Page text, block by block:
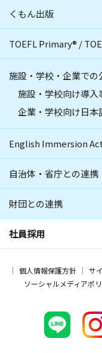
くもん出版
TOEFL Primary® /
施設・学校・企業での
施設・学校向け導入
企業・学校向け日本
English Immersion
自治体・省庁との連携
財団との連携
社員採用
個人情報保護方針 サ
ソーシャルメディアポ